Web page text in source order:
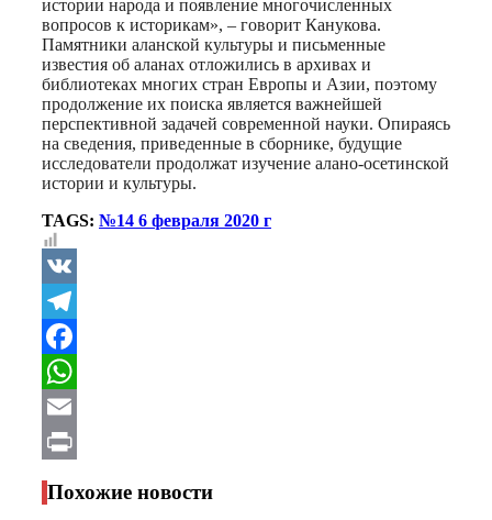
истории народа и появление многочисленных
вопросов к историкам», – говорит Канукова.
Памятники аланской культуры и письменные
известия об аланах отложились в архивах и
библиотеках многих стран Европы и Азии, поэтому
продолжение их поиска является важнейшей
перспективной задачей современной науки. Опираясь
на сведения, приведенные в сборнике, будущие
исследователи продолжат изучение алано-осетинской
истории и культуры.
TAGS: №14 6 февраля 2020 г
VK
Telegram
Facebook
WhatsApp
Email
Print
Похожие новости